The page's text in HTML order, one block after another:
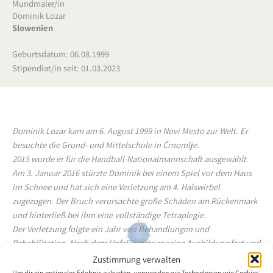
Zustimmung verwalten
Mundmaler/in
Dominik Lozar
Slowenien
Geburtsdatum: 06.08.1999
Stipendiat/in seit: 01.03.2023
Dominik Lozar kam am 6. August 1999 in Novi Mesto zur Welt. Er
besuchte die Grund- und Mittelschule in Črnomlje.
2015 wurde er für die Handball-Nationalmannschaft ausgewählt.
Am 3. Januar 2016 stürzte Dominik bei einem Spiel vor dem Haus
im Schnee und hat sich eine Verletzung am 4. Halswirbel
zugezogen. Der Bruch verursachte große Schäden am Rückenmark
und hinterließ bei ihm eine vollständige Tetraplegie.
Der Verletzung folgte ein Jahr von Behandlungen und
Rehabilitation. Nach dem Unfall setzte er seine Ausbildung fort und
beendete das Gymnasium mit der Matura.
Bei der Genesungsrehabilitation 2019 traf er einen Schachspieler,